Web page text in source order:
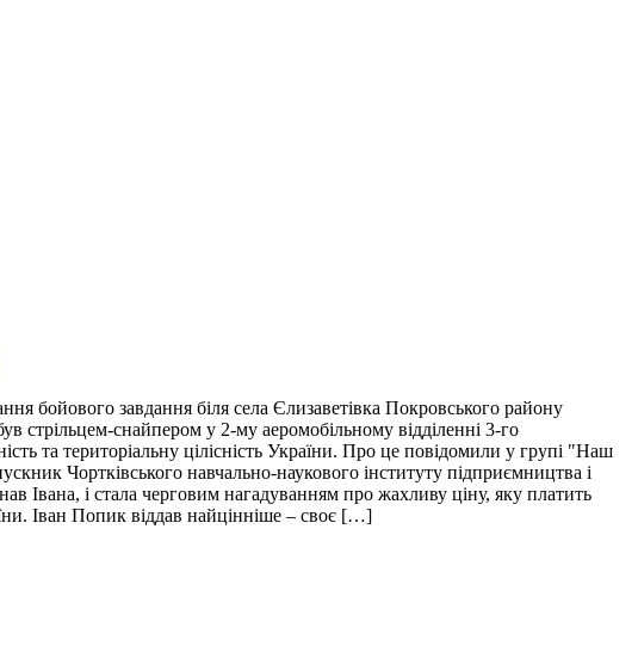
бойового завдання біля села Єлизаветівка Покровського району
стрільцем-снайпером у 2-му аеромобільному відділенні 3-го
та територіальну цілісність України. Про це повідомили у групі "Наш
Чортківського навчально-наукового інституту підприємництва і
Івана, і стала черговим нагадуванням про жахливу ціну, яку платить
Іван Попик віддав найцінніше – своє […]